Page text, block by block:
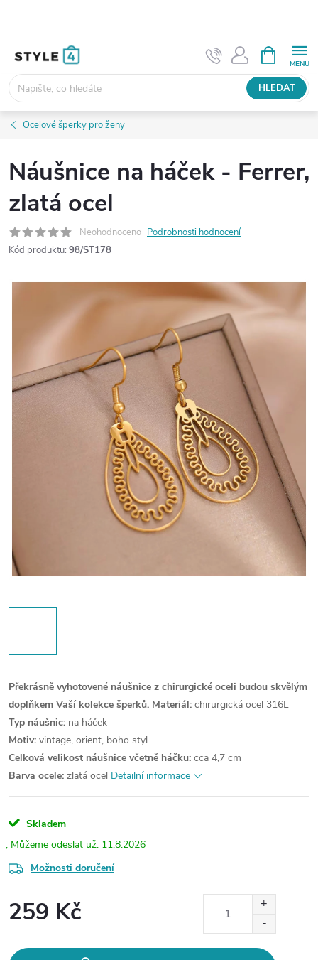
HLEDAT
NÁKUPNÍ
KOŠÍK
Ocelové šperky pro ženy
Náušnice na háček - Ferrer,
zlatá ocel
Neohodnoceno Podrobnosti hodnocení
Kód produktu: 98/ST178
Překrásně vyhotovené náušnice z chirurgické oceli budou skvělým
doplňkem Vaší kolekce šperků. Materiál: chirurgická ocel 316L
Typ náušnic: na háček
Motiv: vintage, orient, boho styl
Celková velikost náušnice včetně háčku: cca 4,7 cm
Barva ocele: zlatá ocel Detailní informace
Skladem
11.8.2026
Možnosti doručení
259 Kč